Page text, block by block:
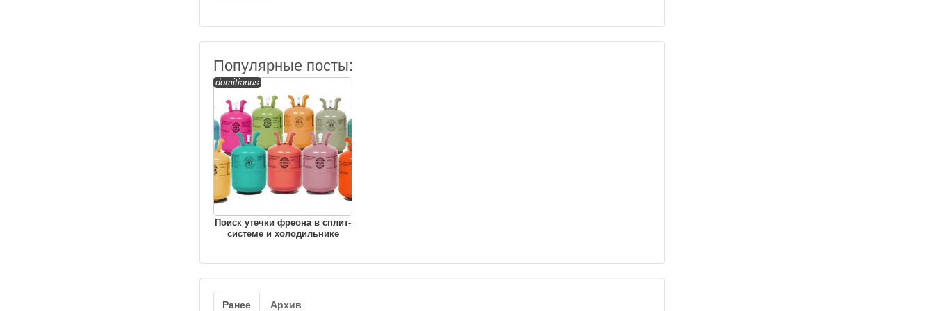
Популярные посты:
domitianus
Поиск утечки фреона в сплит-
системе и холодильнике
Ранее Архив